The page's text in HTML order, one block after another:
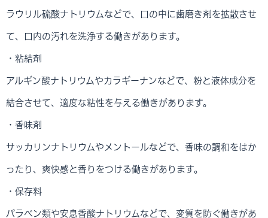
ラウリル硫酸ナトリウムなどで、口の中に歯磨き剤を拡散させ
て、口内の汚れを洗浄する働きがあります。
・粘結剤
アルギン酸ナトリウムやカラギーナンなどで、粉と液体成分を
結合させて、適度な粘性を与える働きがあります。
・香味剤
サッカリンナトリウムやメントールなどで、香味の調和をはか
ったり、爽快感と香りをつける働きがあります。
・保存料
パラベン類や安息香酸ナトリウムなどで、変質を防ぐ働きがあ